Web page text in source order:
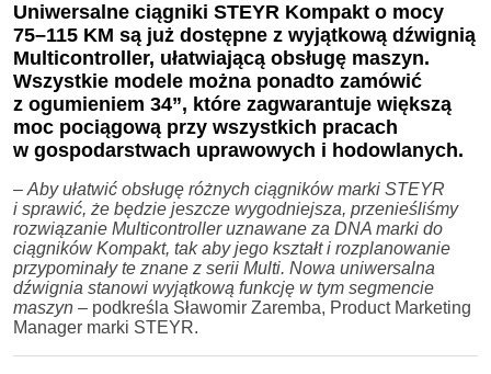
Uniwersalne ciągniki STEYR Kompakt o mocy
75–115 KM są już dostępne z wyjątkową dźwignią
Multicontroller, ułatwiającą obsługę maszyn.
Wszystkie modele można ponadto zamówić
z ogumieniem 34”, które zagwarantuje większą
moc pociągową przy wszystkich pracach
w gospodarstwach uprawowych i hodowlanych.
– Aby ułatwić obsługę różnych ciągników marki STEYR
i sprawić, że będzie jeszcze wygodniejsza, przenieśliśmy
rozwiązanie Multicontroller uznawane za DNA marki do
ciągników Kompakt, tak aby jego kształt i rozplanowanie
przypominały te znane z serii Multi. Nowa uniwersalna
dźwignia stanowi wyjątkową funkcję w tym segmencie
maszyn – podkreśla Sławomir Zaremba, Product Marketing
Manager marki STEYR.